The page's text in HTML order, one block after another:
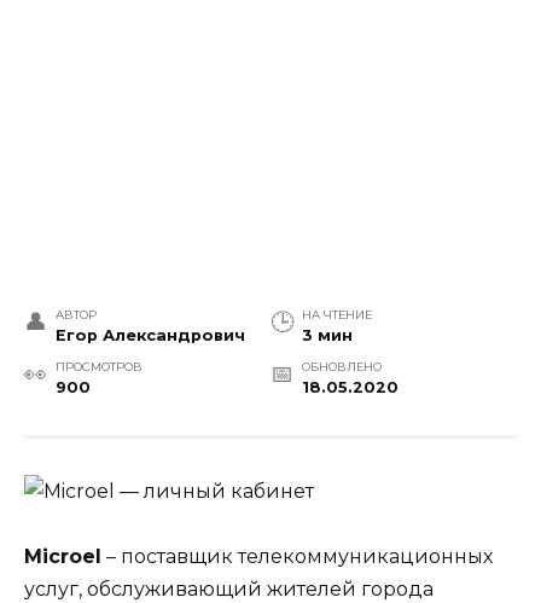
АВТОР
Егор Александрович
НА ЧТЕНИЕ
3 мин
ПРОСМОТРОВ
900
ОБНОВЛЕНО
18.05.2020
Microel – поставщик телекоммуникационных
услуг, обслуживающий жителей города